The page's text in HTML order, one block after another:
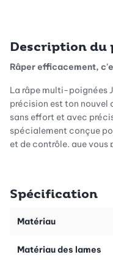
Description du
Râper efficacement,
La râpe multi-poignées
précision est ton nouvel
sans effort et avec
spécialement conçue
et de contrôle, que vous
Un design ergonomique
La poignée de
optimale. Son design
Spécification
Matériau
Matériau des lames